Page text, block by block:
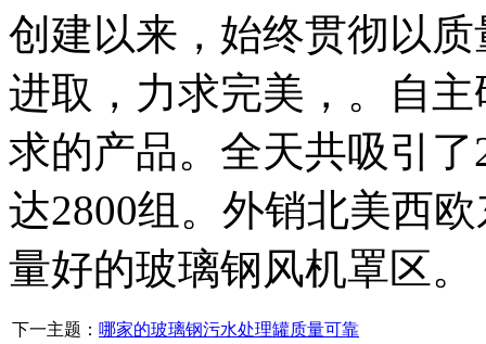
创建以来，始终贯彻以
进取，力求完美，。自
求的产品。全天共吸引
达2800组。外销北美西
量好的玻璃钢风机罩区。
下一主题： 哪家的玻璃钢污水处理罐质量可靠